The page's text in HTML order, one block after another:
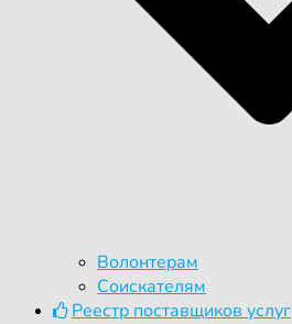
Волонтерам
Соискателям
Реестр поставщиков услуг